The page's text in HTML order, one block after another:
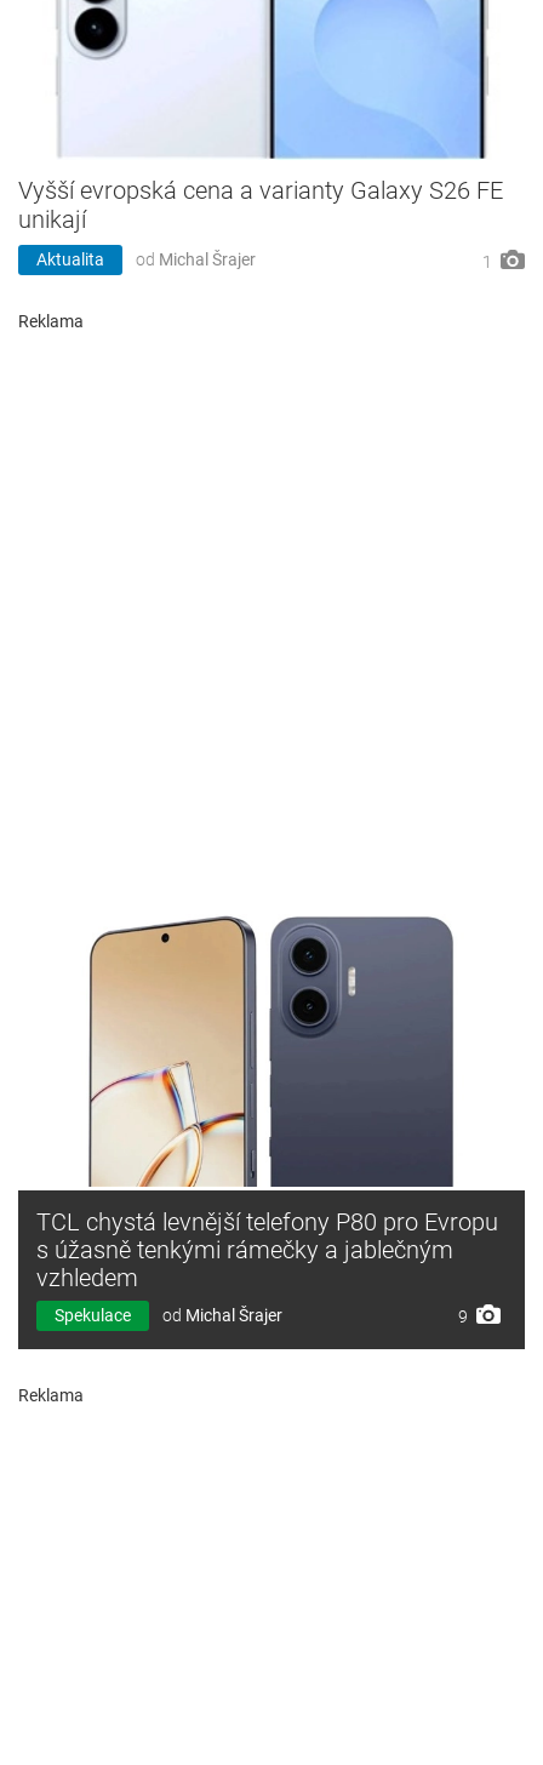
Vyšší evropská cena a varianty Galaxy S26 FE
unikají
Aktualita od Michal Šrajer 1
Reklama
TCL chystá levnější telefony P80 pro Evropu
s úžasně tenkými rámečky a jablečným
vzhledem
Spekulace od Michal Šrajer 9
Reklama